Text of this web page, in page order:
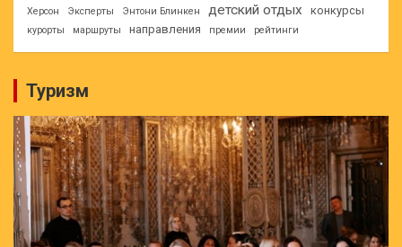
Херсон Эксперты Энтони Блинкен детский отдых конкурсы
курорты маршруты направления премии рейтинги
Туризм